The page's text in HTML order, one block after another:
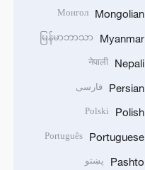
Mongolian
Монгол
Myanmar
မြန်မာဘာသာ
Nepali
नेपाली
Persian فارسی
Polish
Polski
Portuguese
Português
Pashto پښتو